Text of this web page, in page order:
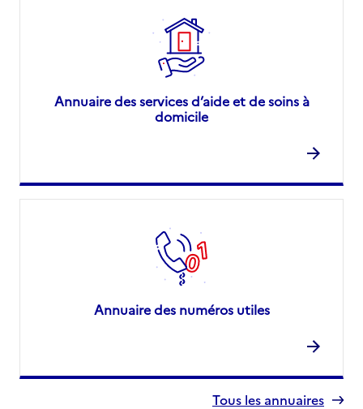
Annuaire des services d’aide et de soins à
domicile
Annuaire des numéros utiles
Tous les annuaires